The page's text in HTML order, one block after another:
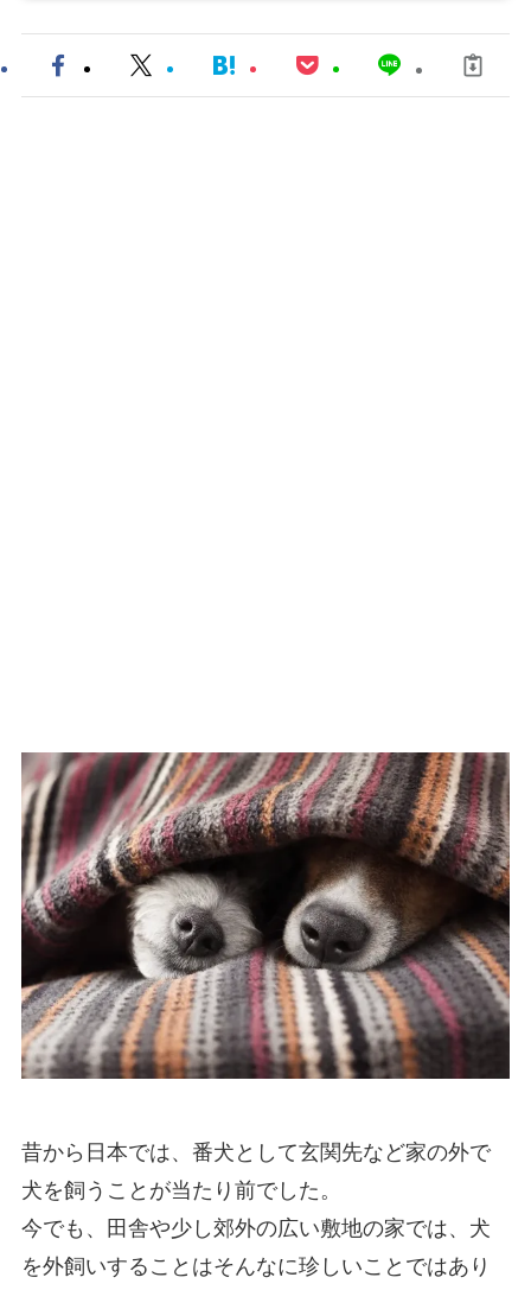
昔から日本では、番犬として玄関先など家の外で
犬を飼うことが当たり前でした。
今でも、田舎や少し郊外の広い敷地の家では、犬
を外飼いすることはそんなに珍しいことではあり